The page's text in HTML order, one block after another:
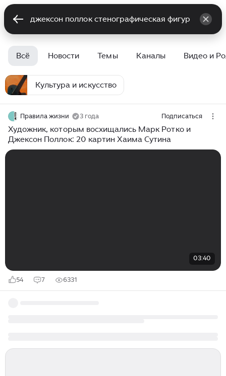
Всё Новости Темы Каналы Видео и
Культура и искусство
Правила жизни 3 года Подписаться
Художник, которым восхищались Марк Ротко и
Джексон Поллок: 20 картин Хаима Сутина
03:40
54 7 6331